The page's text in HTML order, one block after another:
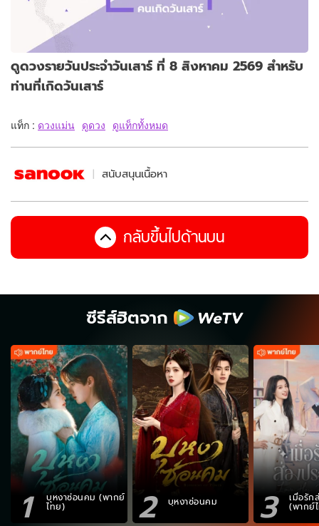
ดูดวงรายวันประจำวันเสาร์ ที่ 8 สิงหาคม 2569 สำหรับ
ท่านที่เกิดวันเสาร์
แท็ก : ดวงแม่น ดูดวง ดูแท็กทั้งหมด
สนับสนุนเนื้อหา
กลับขึ้นไปด้านบน
ซีรีส์ฮิตจาก
1 บุหงาซ่อนคม (พากย์
ไทย) 2 บุหงาซ่อนคม 3 เมื่อรัก
(พากย์